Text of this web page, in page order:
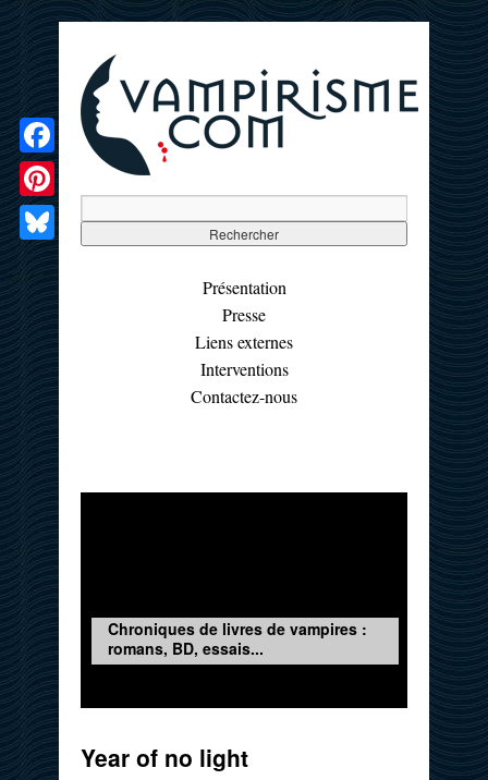
Présentation
Presse
Liens externes
Interventions
Contactez-nous
Chroniques de livres de vampires :
romans, BD, essais...
Year of no light
Facebook
Pinterest
Bluesky